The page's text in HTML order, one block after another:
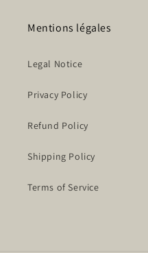
Mentions légales
Legal Notice
Privacy Policy
Refund Policy
Shipping Policy
Terms of Service